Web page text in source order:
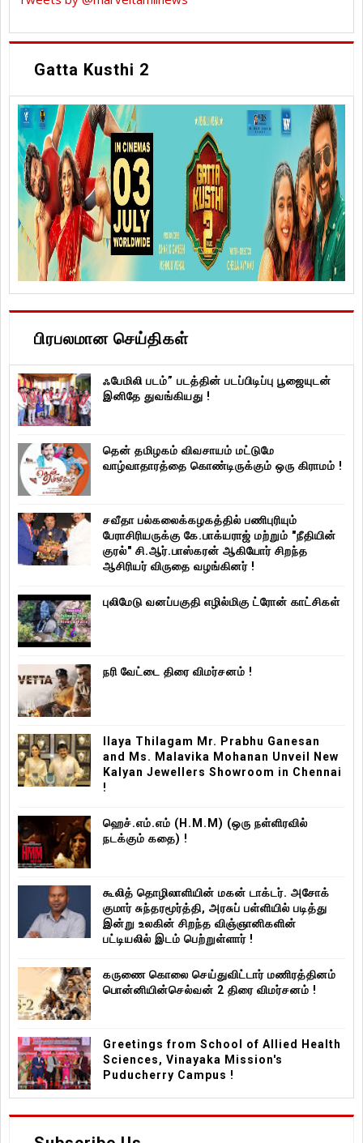
Gatta Kusthi 2
பிரபலமான செய்திகள்
ஃபேமிலி படம்” படத்தின் படப்பிடிப்பு பூஜையுடன்
இனிதே துவங்கியது !
தென் தமிழகம் விவசாயம் மட்டுமே
வாழ்வாதாரத்தை கொண்டிருக்கும் ஒரு கிராமம் !
சவீதா பல்கலைக்கழகத்தில் பணிபுரியும்
பேராசிரியருக்கு கே.பாக்யராஜ் மற்றும் "நீதியின்
குரல்" சி.ஆர்.பாஸ்கரன் ஆகியோர் சிறந்த
ஆசிரியர் விருதை வழங்கினர் !
புலிமேடு வனப்பகுதி எழில்மிகு ட்ரோன் காட்சிகள்
நரி வேட்டை திரை விமர்சனம் !
Ilaya Thilagam Mr. Prabhu Ganesan
and Ms. Malavika Mohanan Unveil New
Kalyan Jewellers Showroom in Chennai
!
ஹெச்.எம்.எம் (H.M.M) (ஒரு நள்ளிரவில்
நடக்கும் கதை) !
கூலித் தொழிலாளியின் மகன் டாக்டர். அசோக்
குமார் சுந்தரமூர்த்தி, அரசுப் பள்ளியில் படித்து
இன்று உலகின் சிறந்த விஞ்ஞானிகளின்
பட்டியலில் இடம் பெற்றுள்ளார் !
கருணை கொலை செய்துவிட்டார் மணிரத்தினம்
பொன்னியின்செல்வன் 2 திரை விமர்சனம் !
Greetings from School of Allied Health
Sciences, Vinayaka Mission's
Puducherry Campus !